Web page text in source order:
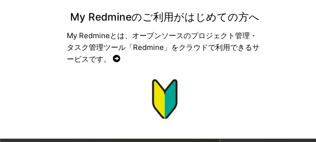
My Redmineのご利用がはじめての方へ
My Redmineとは、オープンソースのプロジェクト管理・
タスク管理ツール「Redmine」をクラウドで利用できるサ
ービスです。